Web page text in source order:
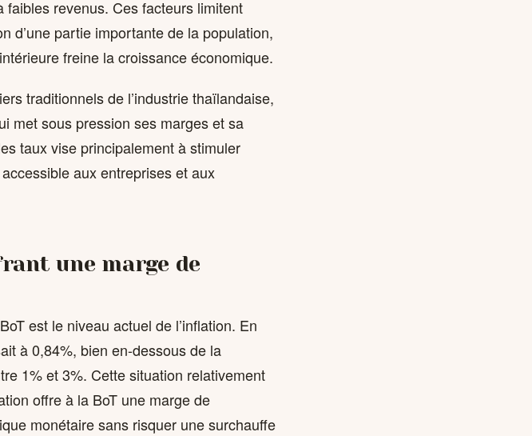
revenus. Ces facteurs limitent
d’une partie importante de la population,
freine la croissance économique.
traditionnels de l’industrie thaïlandaise,
met sous pression ses marges et sa
taux vise principalement à stimuler
aux entreprises et aux
une marge de
est le niveau actuel de l’inflation. En
à 0,84%, bien en-dessous de la
1% et 3%. Cette situation relativement
offre à la BoT une marge de
monétaire sans risquer une surchauffe